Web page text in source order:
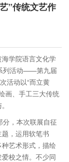
”传统文艺作
学院语言文化学
列活动——第九届
活动以“而立黄
画、手工三大传统
，本次联展自征
，运用软笔书
艺术形式，描绘
校之情。不少同